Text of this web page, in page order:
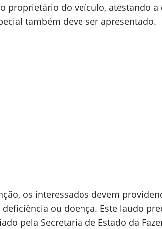
proprietário do veículo, atestando a
também deve ser apresentado.
os interessados devem
ou doença. Este laudo
pela Secretaria de Estado da